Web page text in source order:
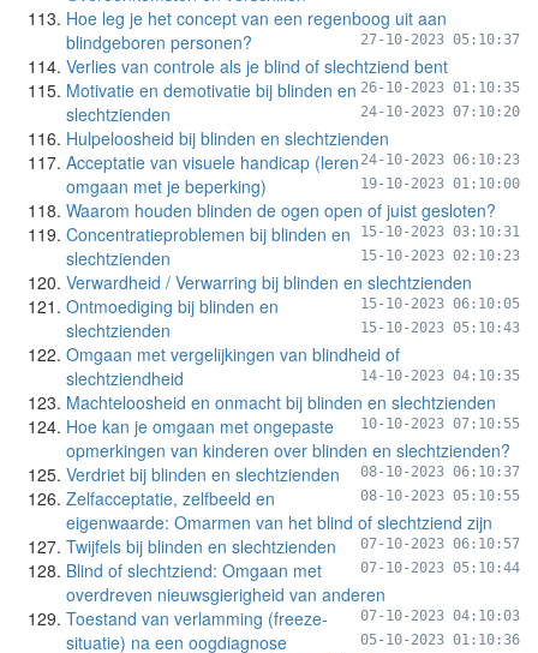
Hoe leg je het concept van een regenboog uit aan
blindgeboren personen?
27-10-2023 05:10:37
Verlies van controle als je blind of slechtziend bent
26-10-2023 01:10:35
Motivatie en demotivatie bij blinden en
slechtzienden
24-10-2023 07:10:20
Hulpeloosheid bij blinden en slechtzienden
24-10-2023 06:10:23
Acceptatie van visuele handicap (leren
omgaan met je beperking)
19-10-2023 01:10:00
Waarom houden blinden de ogen open of juist gesloten?
15-10-2023 03:10:31
Concentratieproblemen bij blinden en
slechtzienden
15-10-2023 02:10:23
Verwardheid / Verwarring bij blinden en slechtzienden
15-10-2023 06:10:05
Ontmoediging bij blinden en
slechtzienden
15-10-2023 05:10:43
Omgaan met vergelijkingen van blindheid of
slechtziendheid
14-10-2023 04:10:35
Machteloosheid en onmacht bij blinden en slechtzienden
10-10-2023 07:10:55
Hoe kan je omgaan met ongepaste
opmerkingen van kinderen over blinden en slechtzienden?
08-10-2023 06:10:37
Verdriet bij blinden en slechtzienden
08-10-2023 05:10:55
Zelfacceptatie, zelfbeeld en
eigenwaarde: Omarmen van het blind of slechtziend zijn
07-10-2023 06:10:57
Twijfels bij blinden en slechtzienden
07-10-2023 05:10:44
Blind of slechtziend: Omgaan met
overdreven nieuwsgierigheid van anderen
07-10-2023 04:10:03
Toestand van verlamming (freeze-
situatie) na een oogdiagnose
05-10-2023 01:10:36